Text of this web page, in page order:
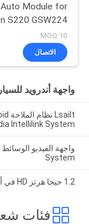
Module for
S220 GSW224
الهاتف المحمول
الكاميرا العكسية
MOQ:10
الاتصال
واجهة أندرويد
Intellilink System
System
1.2 جيجا هرتز HD في أنظمة ملاحة السيارة داش لدعم Citroen TMC
فئات